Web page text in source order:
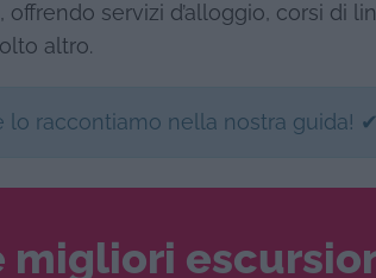
servizi d’alloggio, corsi di
altro.
lo raccontiamo nella nostra guida!
migliori